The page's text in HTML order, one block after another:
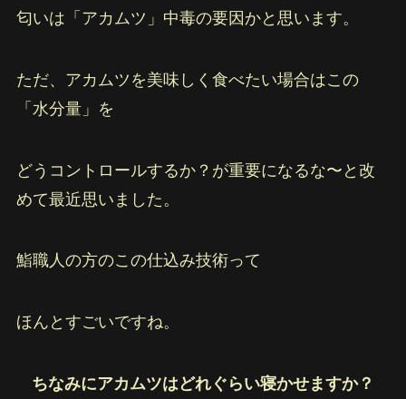
匂いは「アカムツ」中毒の要因かと思います。
ただ、アカムツを美味しく食べたい場合はこの
「水分量」を
どうコントロールするか？が重要になるな〜と改
めて最近思いました。
鮨職人の方のこの仕込み技術って
ほんとすごいですね。
ちなみにアカムツはどれぐらい寝かせますか？